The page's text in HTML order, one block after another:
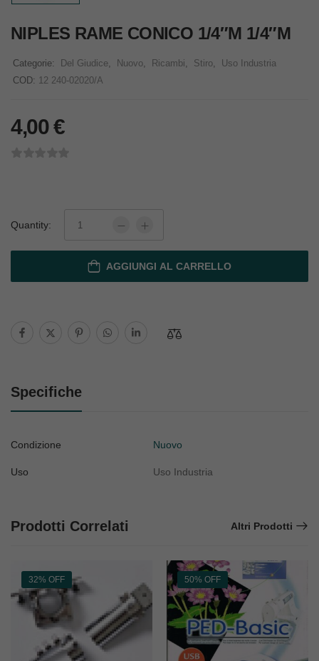
NIPLES RAME CONICO 1/4″M 1/4″M
Categorie: Del Giudice, Nuovo, Ricambi, Stiro,
Uso Industria
COD: 12 240-02020/A
4,00€
Quantity:
AGGIUNGI AL CARRELLO
Specifiche
Condizione Nuovo
Uso Uso Industria
Prodotti Correlati Altri Prodotti
32% OFF 50% OFF